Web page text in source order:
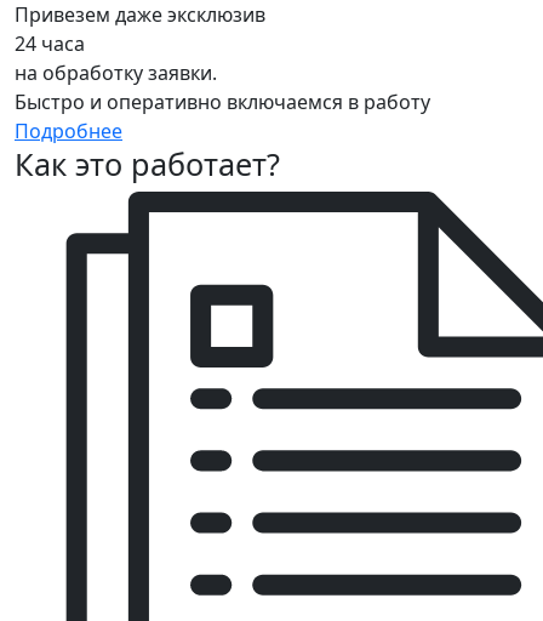
Привезем даже эксклюзив
24 часа
на обработку заявки.
Быстро и оперативно включаемся в работу
Подробнее
Как это работает?